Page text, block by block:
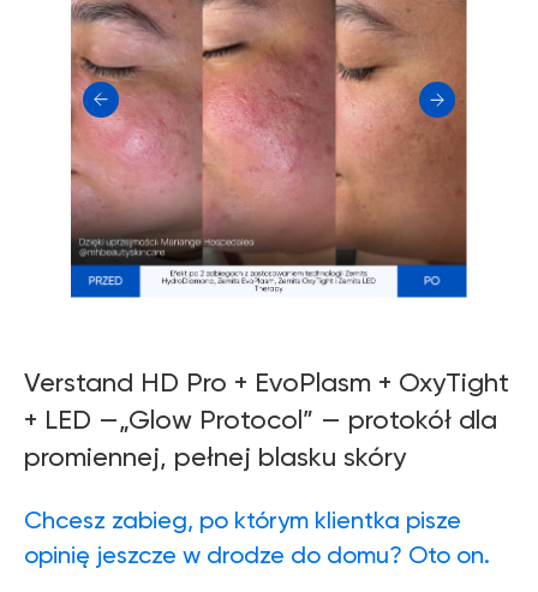
Verstand HD Pro + EvoPlasm + OxyTight
+ LED —„Glow Protocol” — protokół dla
promiennej, pełnej blasku skóry
Chcesz zabieg, po którym klientka pisze
opinię jeszcze w drodze do domu? Oto on.